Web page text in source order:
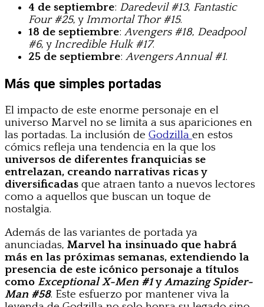
4 de septiembre: Daredevil #13, Fantastic
Four #25, y Immortal Thor #15.
18 de septiembre:Avengers #18, Deadpool
#6, y Incredible Hulk #17.
25 de septiembre:Avengers Annual #1.
Más que simples portadas
El impacto de este enorme personaje en el
universo Marvel no se limita a sus apariciones en
las portadas. La inclusión de Godzilla en estos
cómics refleja una tendencia en la que los
universos de diferentes franquicias se
entrelazan, creando narrativas ricas y
diversificadas que atraen tanto a nuevos lectores
como a aquellos que buscan un toque de
nostalgia.
Además de las variantes de portada ya
anunciadas, Marvel ha insinuado que habrá
más en las próximas semanas, extendiendo la
presencia de este icónico personaje a títulos
como Exceptional X-Men #1yAmazing Spider-
Man #58. Este esfuerzo por mantener viva la